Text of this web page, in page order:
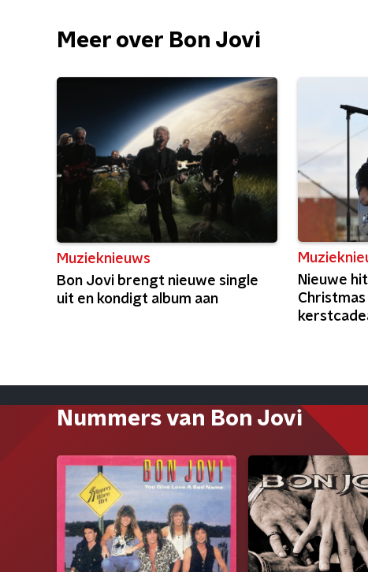
Meer over Bon Jovi
Muzieknieuws
Bon Jovi brengt nieuwe single
uit en kondigt album aan
Nieuwe
Nummers van Bon Jovi